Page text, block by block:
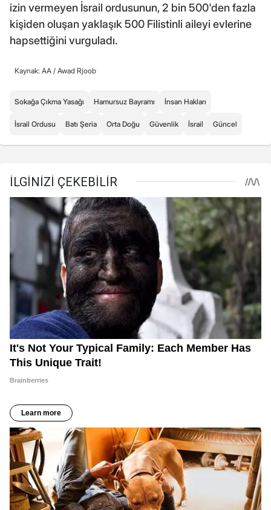
izin vermeyen İsrail ordusunun, 2 bin 500'den fazla
kişiden oluşan yaklaşık 500 Filistinli aileyi evlerine
hapsettiğini vurguladı.
Kaynak: AA / Awad Rjoob
Sokağa Çıkma Yasağı Hamursuz Bayramı İnsan Hakları
İsrail Ordusu Batı Şeria Orta Doğu Güvenlik İsrail Güncel